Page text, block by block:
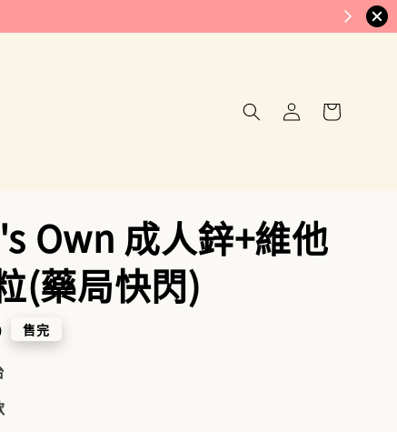
Own 成人鋅+維他
(藥局快閃)
售完